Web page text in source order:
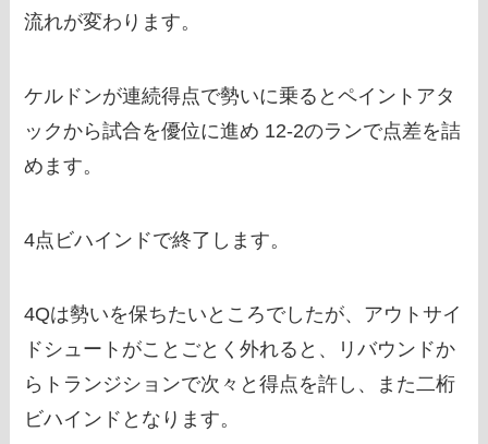
流れが変わります。
ケルドンが連続得点で勢いに乗るとペイントアタ
ックから試合を優位に進め 12-2のランで点差を詰
めます。
4点ビハインドで終了します。
4Qは勢いを保ちたいところでしたが、アウトサイ
ドシュートがことごとく外れると、リバウンドか
らトランジションで次々と得点を許し、また二桁
ビハインドとなります。